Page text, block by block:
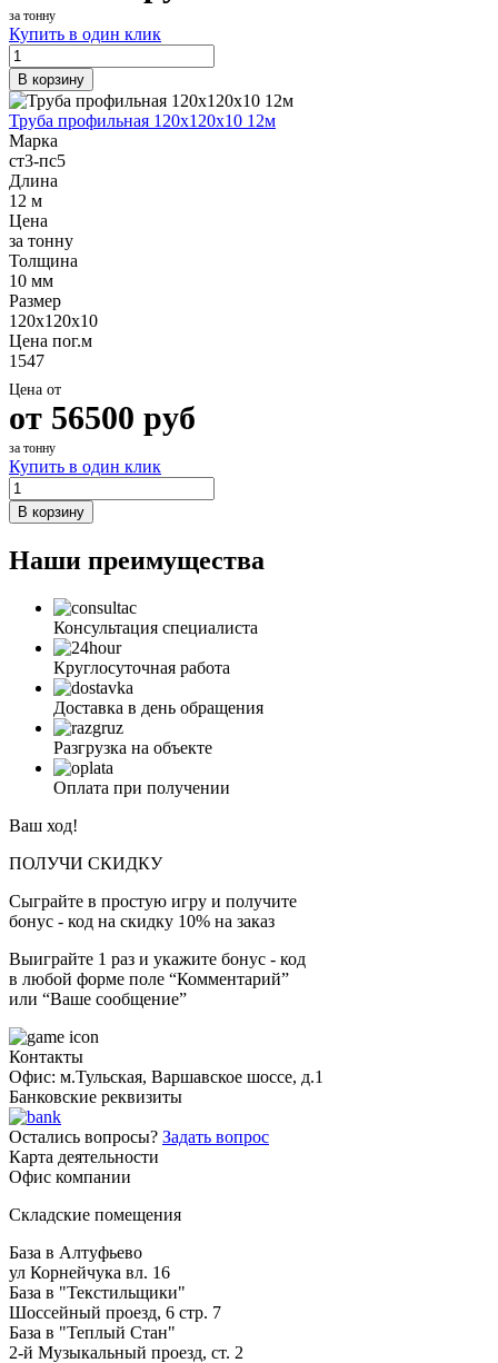
за тонну
Купить в один клик
В корзину
Труба профильная 120х120х10 12м
Марка
ст3-пс5
Длина
12 м
Цена
за тонну
Толщина
10 мм
Размер
120х120х10
Цена пог.м
1547
Цена от
от 56500 руб
за тонну
Купить в один клик
В корзину
Наши преимущества
Консультация специалиста
Круглосуточная работа
Доставка в день обращения
Разгрузка на объекте
Оплата при получении
Ваш ход!
ПОЛУЧИ СКИДКУ
Сыграйте в простую игру и получите
бонус - код на скидку 10% на заказ
Выиграйте 1 раз и укажите бонус - код
в любой форме поле “Комментарий”
или “Ваше сообщение”
Контакты
Офис: м.Тульская, Варшавское шоссе, д.1
Банковские реквизиты
Остались вопросы? Задать вопрос
Карта деятельности
Офис компании
Складские помещения
База в Алтуфьево
ул Корнейчука вл. 16
База в "Текстильщики"
Шоссейный проезд, 6 стр. 7
База в "Теплый Стан"
2-й Музыкальный проезд, ст. 2